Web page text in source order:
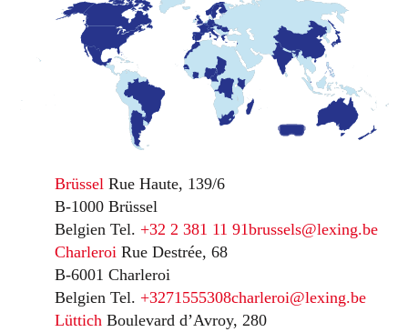
Brüssel Rue Haute, 139/6
B-1000 Brüssel
Belgien Tel. +32 2 381 11 91brussels@lexing.be
Charleroi Rue Destrée, 68
B-6001 Charleroi
Belgien Tel. +3271555308charleroi@lexing.be
Lüttich Boulevard d’Avroy, 280